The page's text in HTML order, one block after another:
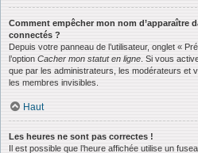
Comment empêcher mon nom d’apparaître
connectés ?
Depuis votre panneau de l’utilisateur, onglet «
l’option Cacher mon statut en ligne . Si vous
que par les administrateurs, les modérateurs et
les membres invisibles.
Haut
Les heures ne sont pas correctes !
Il est possible que l’heure affichée utilise un